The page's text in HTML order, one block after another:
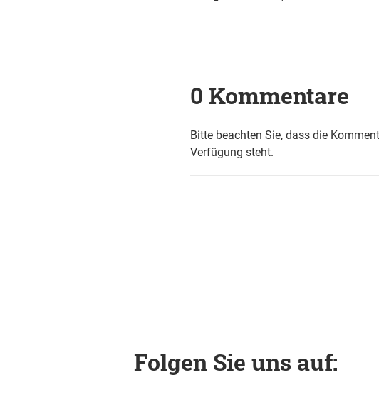
0 Kommentare
Bitte beachten Sie, dass die
Verfügung steht.
Folgen Sie uns auf: